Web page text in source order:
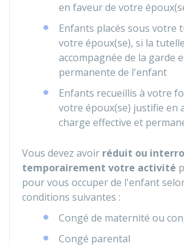
en faveur de votre
Enfants placés sous votre
votre époux(se), si la
accompagnée de la garde
permanente de l'enfant
Enfants recueillis à votre
votre époux(se) justifie en
charge effective et
Vous devez avoir réduit ou
temporairement votre activité
pour vous occuper de l'enfant
conditions suivantes :
Congé de maternité ou
Congé parental